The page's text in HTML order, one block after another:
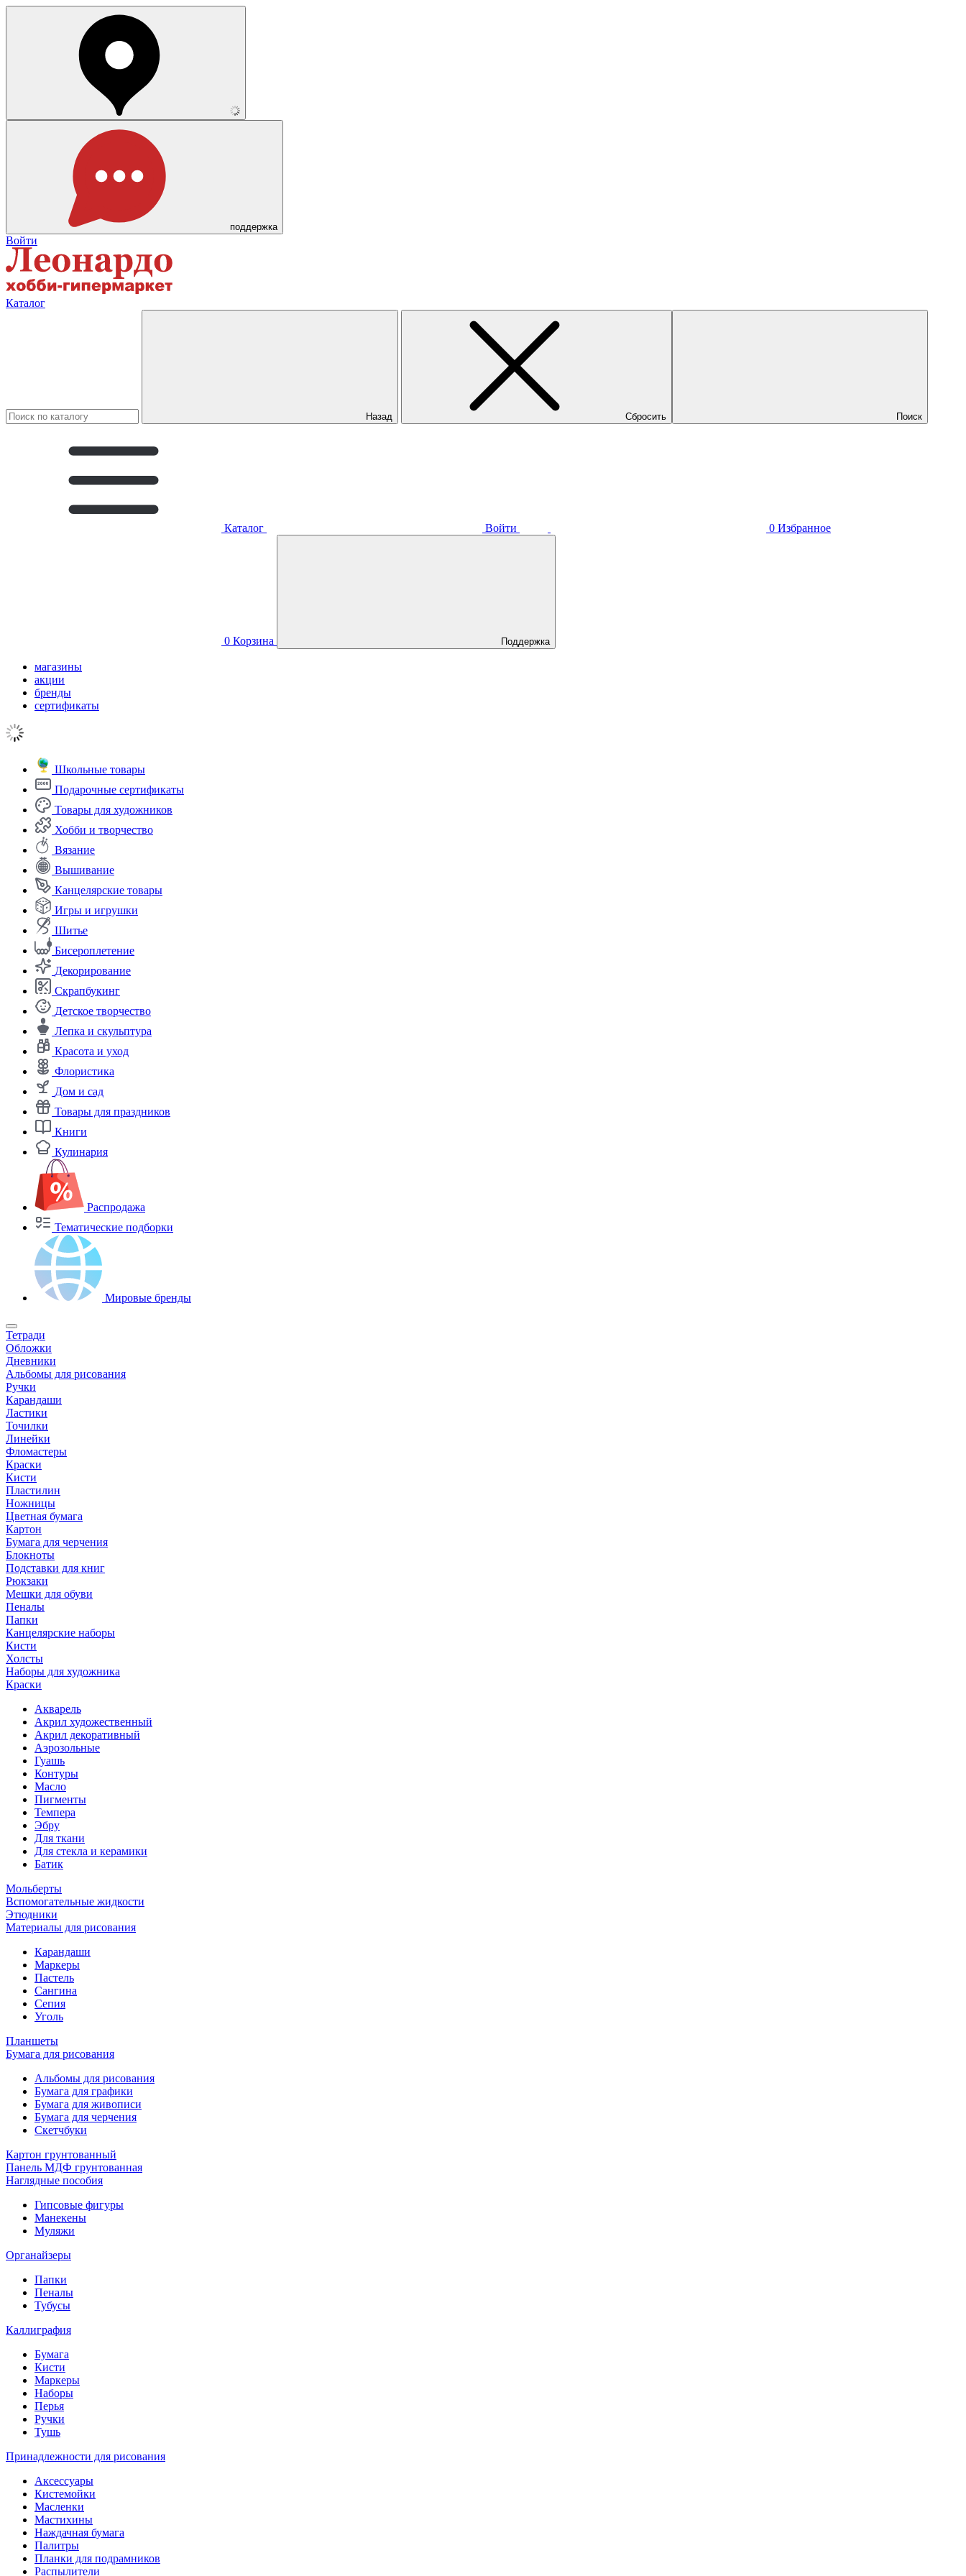
поддержка
Войти
Каталог
Назад Сбросить Поиск
Каталог Войти 0 Избранное
0 Корзина Поддержка
магазины
акции
бренды
сертификаты
Школьные товары
Подарочные сертификаты
Товары для художников
Хобби и творчество
Вязание
Вышивание
Канцелярские товары
Игры и игрушки
Шитье
Бисероплетение
Декорирование
Скрапбукинг
Детское творчество
Лепка и скульптура
Красота и уход
Флористика
Дом и сад
Товары для праздников
Книги
Кулинария
Распродажа
Тематические подборки
Мировые бренды
Тетради
Обложки
Дневники
Альбомы для рисования
Ручки
Карандаши
Ластики
Точилки
Линейки
Фломастеры
Краски
Кисти
Пластилин
Ножницы
Цветная бумага
Картон
Бумага для черчения
Блокноты
Подставки для книг
Рюкзаки
Мешки для обуви
Пеналы
Папки
Канцелярские наборы
Кисти
Холсты
Наборы для художника
Краски
Акварель
Акрил художественный
Акрил декоративный
Аэрозольные
Гуашь
Контуры
Масло
Пигменты
Темпера
Эбру
Для ткани
Для стекла и керамики
Батик
Мольберты
Вспомогательные жидкости
Этюдники
Материалы для рисования
Карандаши
Маркеры
Пастель
Сангина
Сепия
Уголь
Планшеты
Бумага для рисования
Альбомы для рисования
Бумага для графики
Бумага для живописи
Бумага для черчения
Скетчбуки
Картон грунтованный
Панель МДФ грунтованная
Наглядные пособия
Гипсовые фигуры
Манекены
Муляжи
Органайзеры
Папки
Пеналы
Тубусы
Каллиграфия
Бумага
Кисти
Маркеры
Наборы
Перья
Ручки
Тушь
Принадлежности для рисования
Аксессуары
Кистемойки
Масленки
Мастихины
Наждачная бумага
Палитры
Планки для подрамников
Распылители